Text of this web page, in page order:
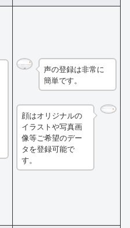
声の登録は非常に
簡単です。
顔はオリジナルの
イラストや写真画
像等ご希望のデー
タを登録可能で
す。